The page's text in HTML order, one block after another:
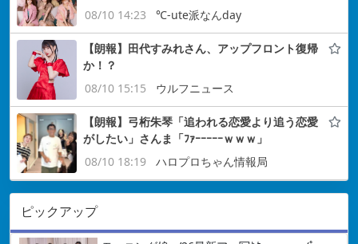
08/10 14:23
℃-ute派なんday
【朗報】田代すみれさん、アップフロント復帰
か！？
08/10 15:15
ウルフニュース
【朗報】弓桁朱琴「追われる恋愛より追う恋愛
がしたい」さんま「ﾌｧｰｰｰｰｰｗｗｗ」
08/10 18:19
ハロプロちゃん情報局
ピックアップ